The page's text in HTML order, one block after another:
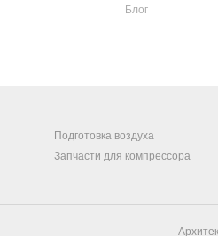
Блог
Подготовка воздуха
Запчасти для компрессора